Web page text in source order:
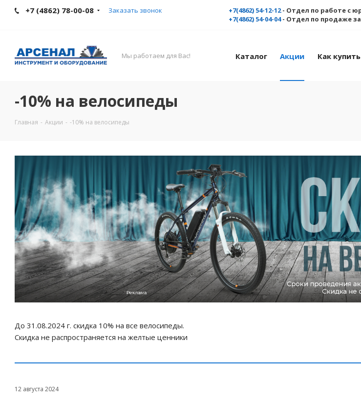
+7 (4862) 78-00-08 Заказать звонок +7(4862) 54-12-12- Отдел по работе с
+7(4862) 54-04-04- Отдел по продаже
Мы работаем для Вас! Каталог Акции Как купить
-10% на велосипеды
Главная - Акции - -10% на велосипеды
До 31.08.2024 г. скидка 10% на все велосипеды.
Скидка не распространяется на желтые ценники
12 августа 2024